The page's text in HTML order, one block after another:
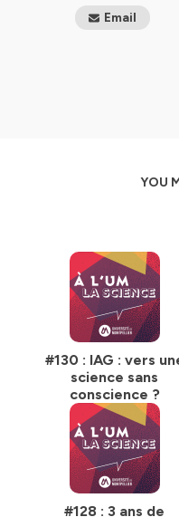
Email
YOU
#130 : IAG : vers
science sans
conscience ?
#128 : 3 ans de